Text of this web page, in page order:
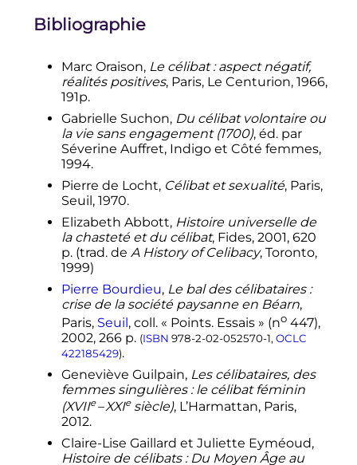
durée ou de fréquence pour la
présence du conjoint dans le
12 345Luc Masson, « Avez-vous eu
des enfants ? Si oui, combien ? »,
Données INSEE, France, portrait
social - édition 2013, 2013,p. 92-109
12 34Anonyme - (pseudonyme Dr
No), Les Dessous de la Femme
Moderne
Partie I & Partie II p.12-32
↑France Prioux, «
première union en France : une
évolution en deux temps »,Éditions
INED, Population, 58 (4-5), 2003,
p. 105-125
↑Mélanie Vanderschelden,
« Position sociale et choix du
conjoint : des différences marquées
entre hommes et femmes »,INSEE
Données Sociales – La Société
12Michel Bozon & Wilfried Rault,
« De la sexualité au couple. L'espace
des rencontres amoureuses
INED, Population-F 67 (3), 2012,
Bibliographie
Marc Oraison, Le célibat : aspect négatif,
réalités positives, Paris, Le Centurion, 1966,
191p.
Gabrielle Suchon, Du célibat volontaire ou
la vie sans engagement (1700), éd. par
Séverine Auffret, Indigo et Côté femmes,
1994.
Pierre de Locht, Célibat et sexualité, Paris,
Seuil, 1970.
Elizabeth Abbott, Histoire universelle de
la chasteté et du célibat, Fides, 2001, 620
p.(trad. de A History of Celibacy, Toronto,
1999)
Pierre Bourdieu, Le bal des célibataires :
crise de la société paysanne en Béarn,
Paris, Seuil, coll.« Points. Essais » (no447),
2002, 266 p. (ISBN 978-2-02-052570-1, OCLC
422185429).
Geneviève Guilpain, Les célibataires, des
femmes singulières : le célibat féminin
(XVIIe–XXIe siècle), L’Harmattan, Paris,
2012.
Claire-Lise Gaillard et Juliette Eyméoud,
Histoire de célibats : Du Moyen Âge au